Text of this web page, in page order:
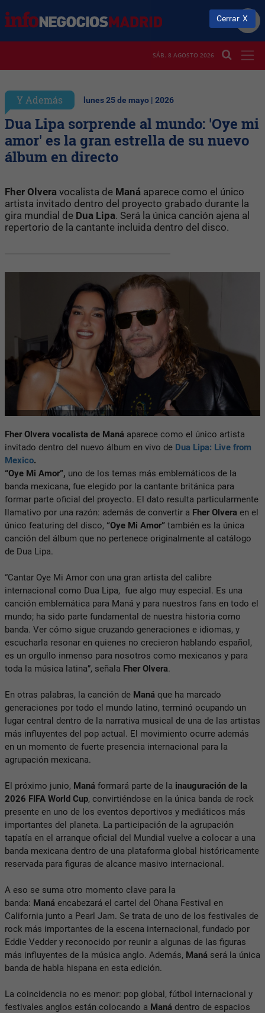
SÁB. 8 AGOSTO 2026
Y Además lunes 25 de mayo | 2026
Dua Lipa sorprende al mundo: 'Oye mi
amor' es la gran estrella de su nuevo
álbum en directo
Fher Olvera vocalista de Maná aparece como el único
artista invitado dentro del proyecto grabado durante la
gira mundial de Dua Lipa. Será la única canción ajena al
repertorio de la cantante incluida dentro del disco.
Fher Olvera vocalista de Maná aparece como el único artista
invitado dentro del nuevo álbum en vivo de Dua Lipa: Live from
Mexico.
“Oye Mi Amor”, uno de los temas más emblemáticos de la
banda mexicana, fue elegido por la cantante británica para
formar parte oficial del proyecto. El dato resulta particularmente
llamativo por una razón: además de convertir a Fher Olvera en el
único featuring del disco, “Oye Mi Amor” también es la única
canción del álbum que no pertenece originalmente al catálogo
de Dua Lipa.
“Cantar Oye Mi Amor con una gran artista del calibre
internacional como Dua Lipa, fue algo muy especial. Es una
canción emblemática para Maná y para nuestros fans en todo el
mundo; ha sido parte fundamental de nuestra historia como
banda. Ver cómo sigue cruzando generaciones e idiomas, y
escucharla resonar en quienes no crecieron hablando español,
es un orgullo inmenso para nosotros como mexicanos y para
toda la música latina”, señala Fher Olvera.
En otras palabras, la canción de Maná que ha marcado
generaciones por todo el mundo latino, terminó ocupando un
lugar central dentro de la narrativa musical de una de las artistas
más influyentes del pop actual. El movimiento ocurre además
en un momento de fuerte presencia internacional para la
agrupación mexicana.
El próximo junio, Maná formará parte de la inauguración de la
2026 FIFA World Cup, convirtiéndose en la única banda de rock
presente en uno de los eventos deportivos y mediáticos más
importantes del planeta. La participación de la agrupación
tapatía en el arranque oficial del Mundial vuelve a colocar a una
banda mexicana dentro de una plataforma global históricamente
reservada para figuras de alcance masivo internacional.
A eso se suma otro momento clave para la
banda: Maná encabezará el cartel del Ohana Festival en
California junto a Pearl Jam. Se trata de uno de los festivales de
rock más importantes de la escena internacional, fundado por
Eddie Vedder y reconocido por reunir a algunas de las figuras
más influyentes de la música anglo. Además, Maná será la única
banda de habla hispana en esta edición.
La coincidencia no es menor: pop global, fútbol internacional y
festivales anglos están colocando a Maná dentro de espacios
Cerrar